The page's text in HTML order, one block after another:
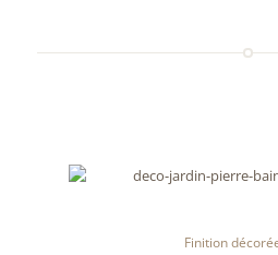
Finition